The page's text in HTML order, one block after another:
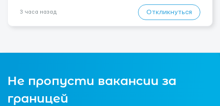
3 часа назад Откликнуться
Не пропусти вакансии за
границей